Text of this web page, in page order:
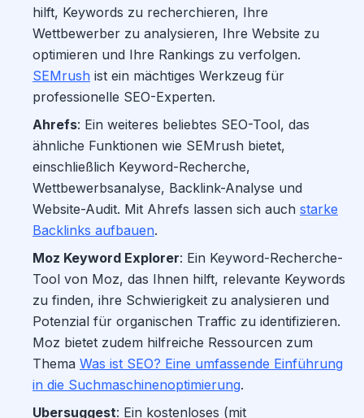
hilft, Keywords zu recherchieren, Ihre
Wettbewerber zu analysieren, Ihre Website zu
optimieren und Ihre Rankings zu verfolgen.
SEMrush ist ein mächtiges Werkzeug für
professionelle SEO-Experten.
Ahrefs: Ein weiteres beliebtes SEO-Tool, das
ähnliche Funktionen wie SEMrush bietet,
einschließlich Keyword-Recherche,
Wettbewerbsanalyse, Backlink-Analyse und
Website-Audit. Mit Ahrefs lassen sich auch starke
Backlinks aufbauen.
Moz Keyword Explorer: Ein Keyword-Recherche-
Tool von Moz, das Ihnen hilft, relevante Keywords
zu finden, ihre Schwierigkeit zu analysieren und
Potenzial für organischen Traffic zu identifizieren.
Moz bietet zudem hilfreiche Ressourcen zum
Thema Was ist SEO? Eine umfassende Einführung
in die Suchmaschinenoptimierung.
Ubersuggest: Ein kostenloses (mit